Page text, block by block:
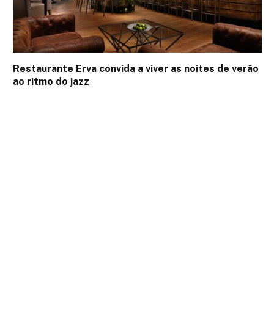
Restaurante Erva convida a viver as noites de verão
ao ritmo do jazz